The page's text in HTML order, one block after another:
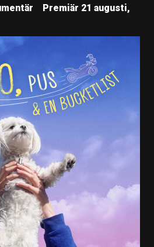
Premiär 21 augusti,